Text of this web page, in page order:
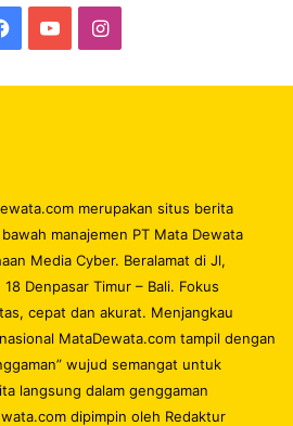
Facebook
YouTubeInstagram
merupakan situs berita
manajemen PT Mata Dewata
Media Cyber. Beralamat di Jl,
Denpasar Timur – Bali. Fokus
cepat dan akurat. Menjangkau
MataDewata.com tampil dengan
wujud semangat untuk
langsung dalam genggaman
dipimpin oleh Redaktur